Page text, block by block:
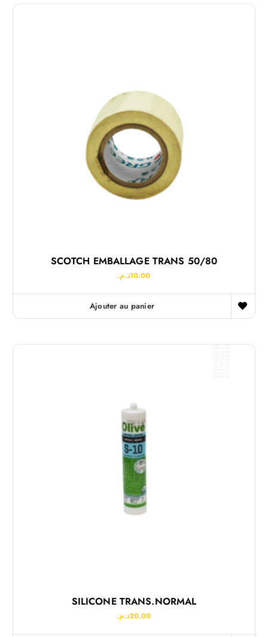
SCOTCH EMBALLAGE TRANS 50/80
10.00د.م.
Ajouter au panier
SILICONE TRANS.NORMAL
20.00د.م.